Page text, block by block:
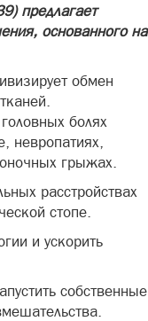
предлагает
основанного на
обмен
болях
невропатиях,
грыжах.
расстройствах
стопе.
и ускорить
собственные